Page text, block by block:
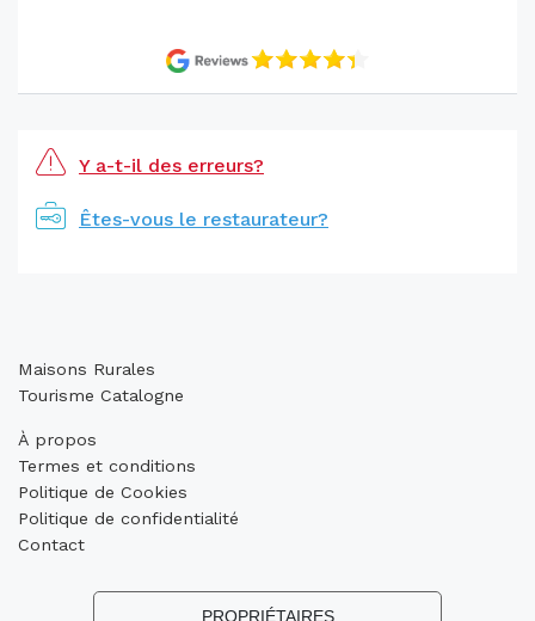
Y a-t-il des erreurs?
Êtes-vous le restaurateur?
Maisons Rurales
Tourisme Catalogne
À propos
Termes et conditions
Politique de Cookies
Politique de confidentialité
Contact
PROPRIÉTAIRES